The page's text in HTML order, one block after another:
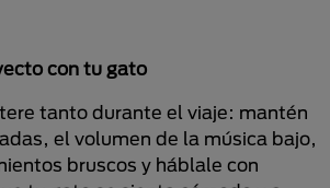
con tu gato
tanto durante el viaje: mantén
el volumen de la música bajo,
bruscos y háblale con